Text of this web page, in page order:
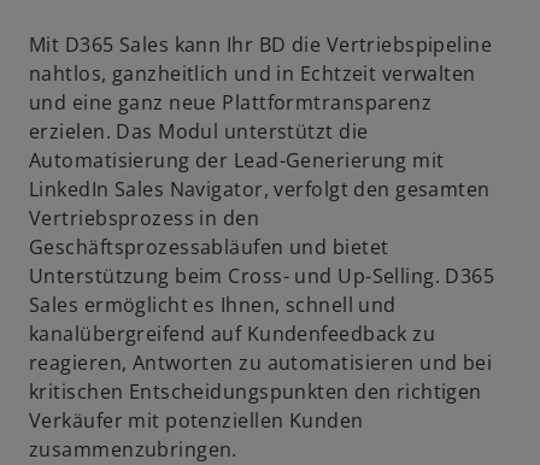
Mit D365 Sales kann Ihr BD die Vertriebspipeline
nahtlos, ganzheitlich und in Echtzeit verwalten
und eine ganz neue Plattformtransparenz
erzielen. Das Modul unterstützt die
Automatisierung der Lead-Generierung mit
LinkedIn Sales Navigator, verfolgt den gesamten
Vertriebsprozess in den
Geschäftsprozessabläufen und bietet
Unterstützung beim Cross- und Up-Selling. D365
Sales ermöglicht es Ihnen, schnell und
kanalübergreifend auf Kundenfeedback zu
reagieren, Antworten zu automatisieren und bei
kritischen Entscheidungspunkten den richtigen
Verkäufer mit potenziellen Kunden
zusammenzubringen.